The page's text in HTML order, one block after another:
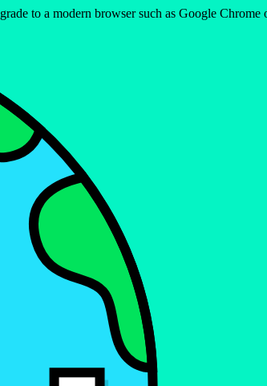
to a modern browser such as Google